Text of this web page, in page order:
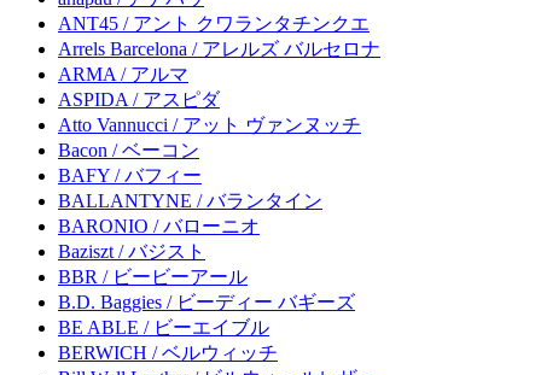
ANT45 / アント クワランタチンクエ
Arrels Barcelona / アレルズ バルセロナ
ARMA / アルマ
ASPIDA / アスピダ
Atto Vannucci / アット ヴァンヌッチ
Bacon / ベーコン
BAFY / バフィー
BALLANTYNE / バランタイン
BARONIO / バローニオ
Baziszt / バジスト
BBR / ビービーアール
B.D. Baggies / ビーディー バギーズ
BE ABLE / ビーエイブル
BERWICH / ベルウィッチ